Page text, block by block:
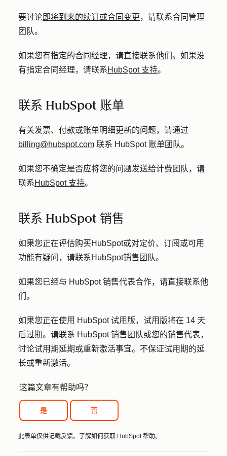
要讨论即将到来的续订或合同变更 ，请联系合同管理
团队。
如果您有指定的合同经理，请直接联系他们。如果没
有指定合同经理，请联系HubSpot 支持。
联系 HubSpot 账单
有关发票、付款或账单明细更新的问题，请通过
billing@hubspot.com 联系 HubSpot 账单团队。
如果您不确定是否应将您的问题发送给计费团队，请
联系HubSpot 支持。
联系 HubSpot 销售
如果您正在评估购买HubSpot或对定价、订阅或可用
功能有疑问，请联系HubSpot销售团队。
如果您已经与 HubSpot 销售代表合作，请直接联系他
们。
如果您正在使用 HubSpot 试用版，试用版将在 14 天
后过期。请联系 HubSpot 销售团队或您的销售代表，
讨论试用期延期或重新激活事宜。不保证试用期的延
长或重新激活。
这篇文章有帮助吗？
是 否
此表单仅供记载反馈。了解如何 获取 HubSpot 帮助。